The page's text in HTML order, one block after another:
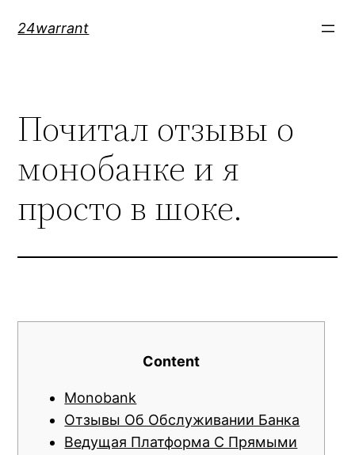
24warrant
Почитал отзывы о
монобанке и я
просто в шоке.
Content
Monobank
Отзывы Об Обслуживании Банка
Ведущая Платформа С Прямыми